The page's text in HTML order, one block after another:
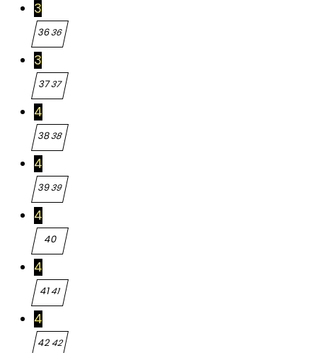
3
3636
3
3737
4
3838
4
3939
4
40
40
4
4141
4
4242